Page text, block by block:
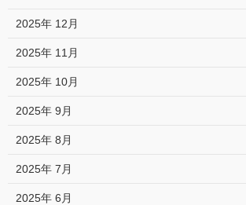
2025年 12月
2025年 11月
2025年 10月
2025年 9月
2025年 8月
2025年 7月
2025年 6月